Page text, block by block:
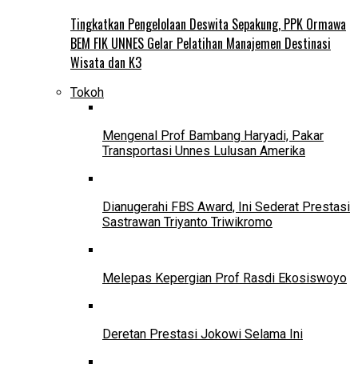
Tingkatkan Pengelolaan Deswita Sepakung, PPK Ormawa
BEM FIK UNNES Gelar Pelatihan Manajemen Destinasi
Wisata dan K3
Tokoh
Mengenal Prof Bambang Haryadi, Pakar
Transportasi Unnes Lulusan Amerika
Dianugerahi FBS Award, Ini Sederat Prestasi
Sastrawan Triyanto Triwikromo
Melepas Kepergian Prof Rasdi Ekosiswoyo
Deretan Prestasi Jokowi Selama Ini